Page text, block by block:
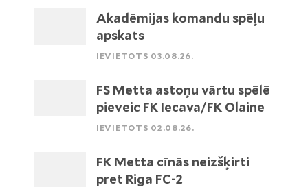
Akadēmijas komandu spēļu
apskats
IEVIETOTS 03.08.26.
FS Metta astoņu vārtu spēlē
pieveic FK Iecava/FK Olaine
IEVIETOTS 02.08.26.
FK Metta cīnās neizšķirti
pret Riga FC-2